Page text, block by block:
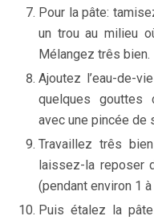
Pour la pâte:
un trou au milieu
Mélangez três bien.
Ajoutez l’eau-de-
quelques gouttes
avec une pincée de
Travaillez três
laissez-la reposer
(pendant environ 1
Puis étalez la